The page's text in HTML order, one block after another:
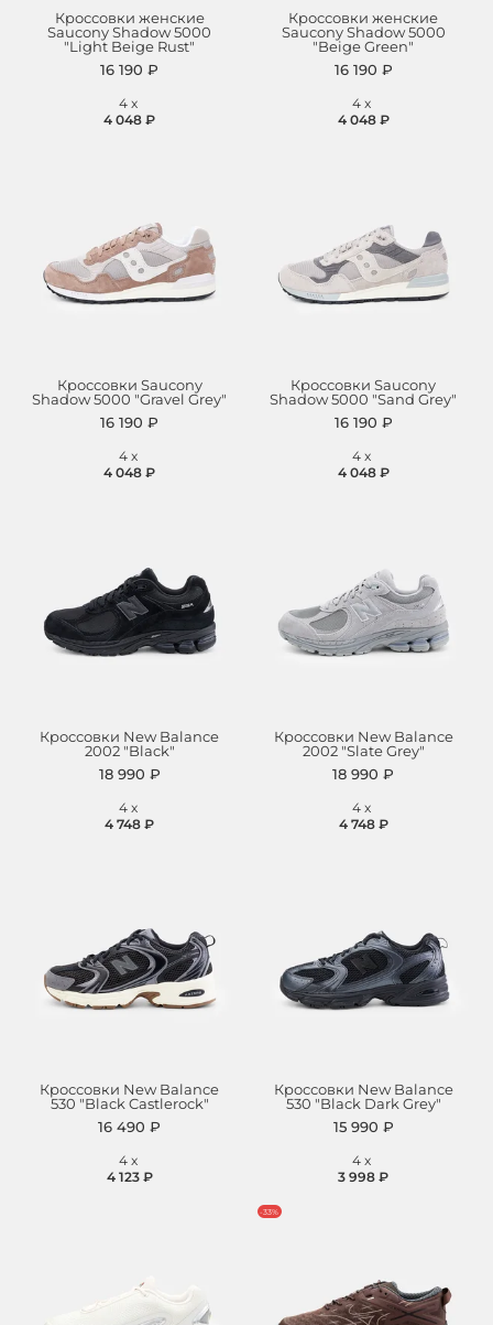
Кроссовки женские
Saucony Shadow 5000
"Light Beige Rust"
16 190 ₽
4x
4 048 ₽
Кроссовки женские
Saucony Shadow 5000
"Beige Green"
16 190 ₽
4 x
4 048 ₽
Кроссовки Saucony
Shadow 5000 "Gravel Grey"
16 190 ₽
4x
4 048 ₽
Кроссовки Saucony
Shadow 5000 "Sand Grey"
16 190 ₽
4 x
4 048 ₽
Кроссовки New Balance
2002 "Black"
18 990 ₽
4x
4 748 ₽
Кроссовки New Balance
2002 "Slate Grey"
18 990 ₽
4 x
4 748 ₽
Кроссовки New Balance
530 "Black Castlerock"
16 490 ₽
4x
4 123 ₽
Кроссовки New Balance
530 "Black Dark Grey"
15 990 ₽
4 x
3 998 ₽
-33%